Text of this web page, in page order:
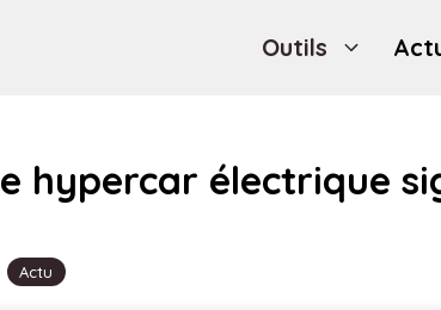
Outils
Actu
hypercar électrique